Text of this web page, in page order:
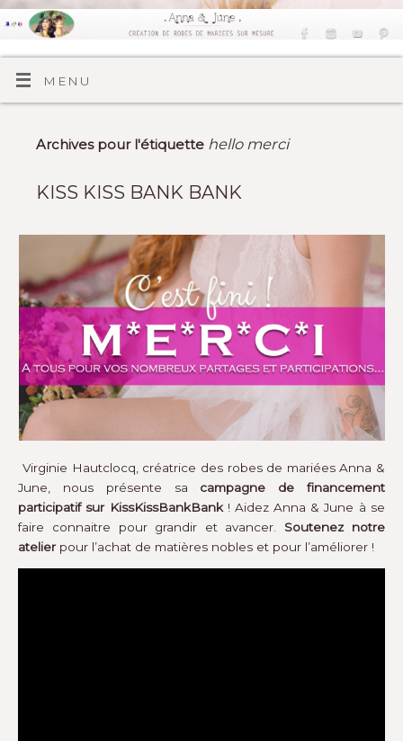
MENU
Archives pour l'étiquette hello merci
KISS KISS BANK BANK
Virginie Hautclocq, créatrice des robes de mariées Anna &
June, nous présente sa campagne de financement
participatif sur KissKissBankBank! Aidez Anna & June à se
faire connaitre pour grandir et avancer. Soutenez notre
atelierpour l’achat de matières nobles et pour l’améliorer !